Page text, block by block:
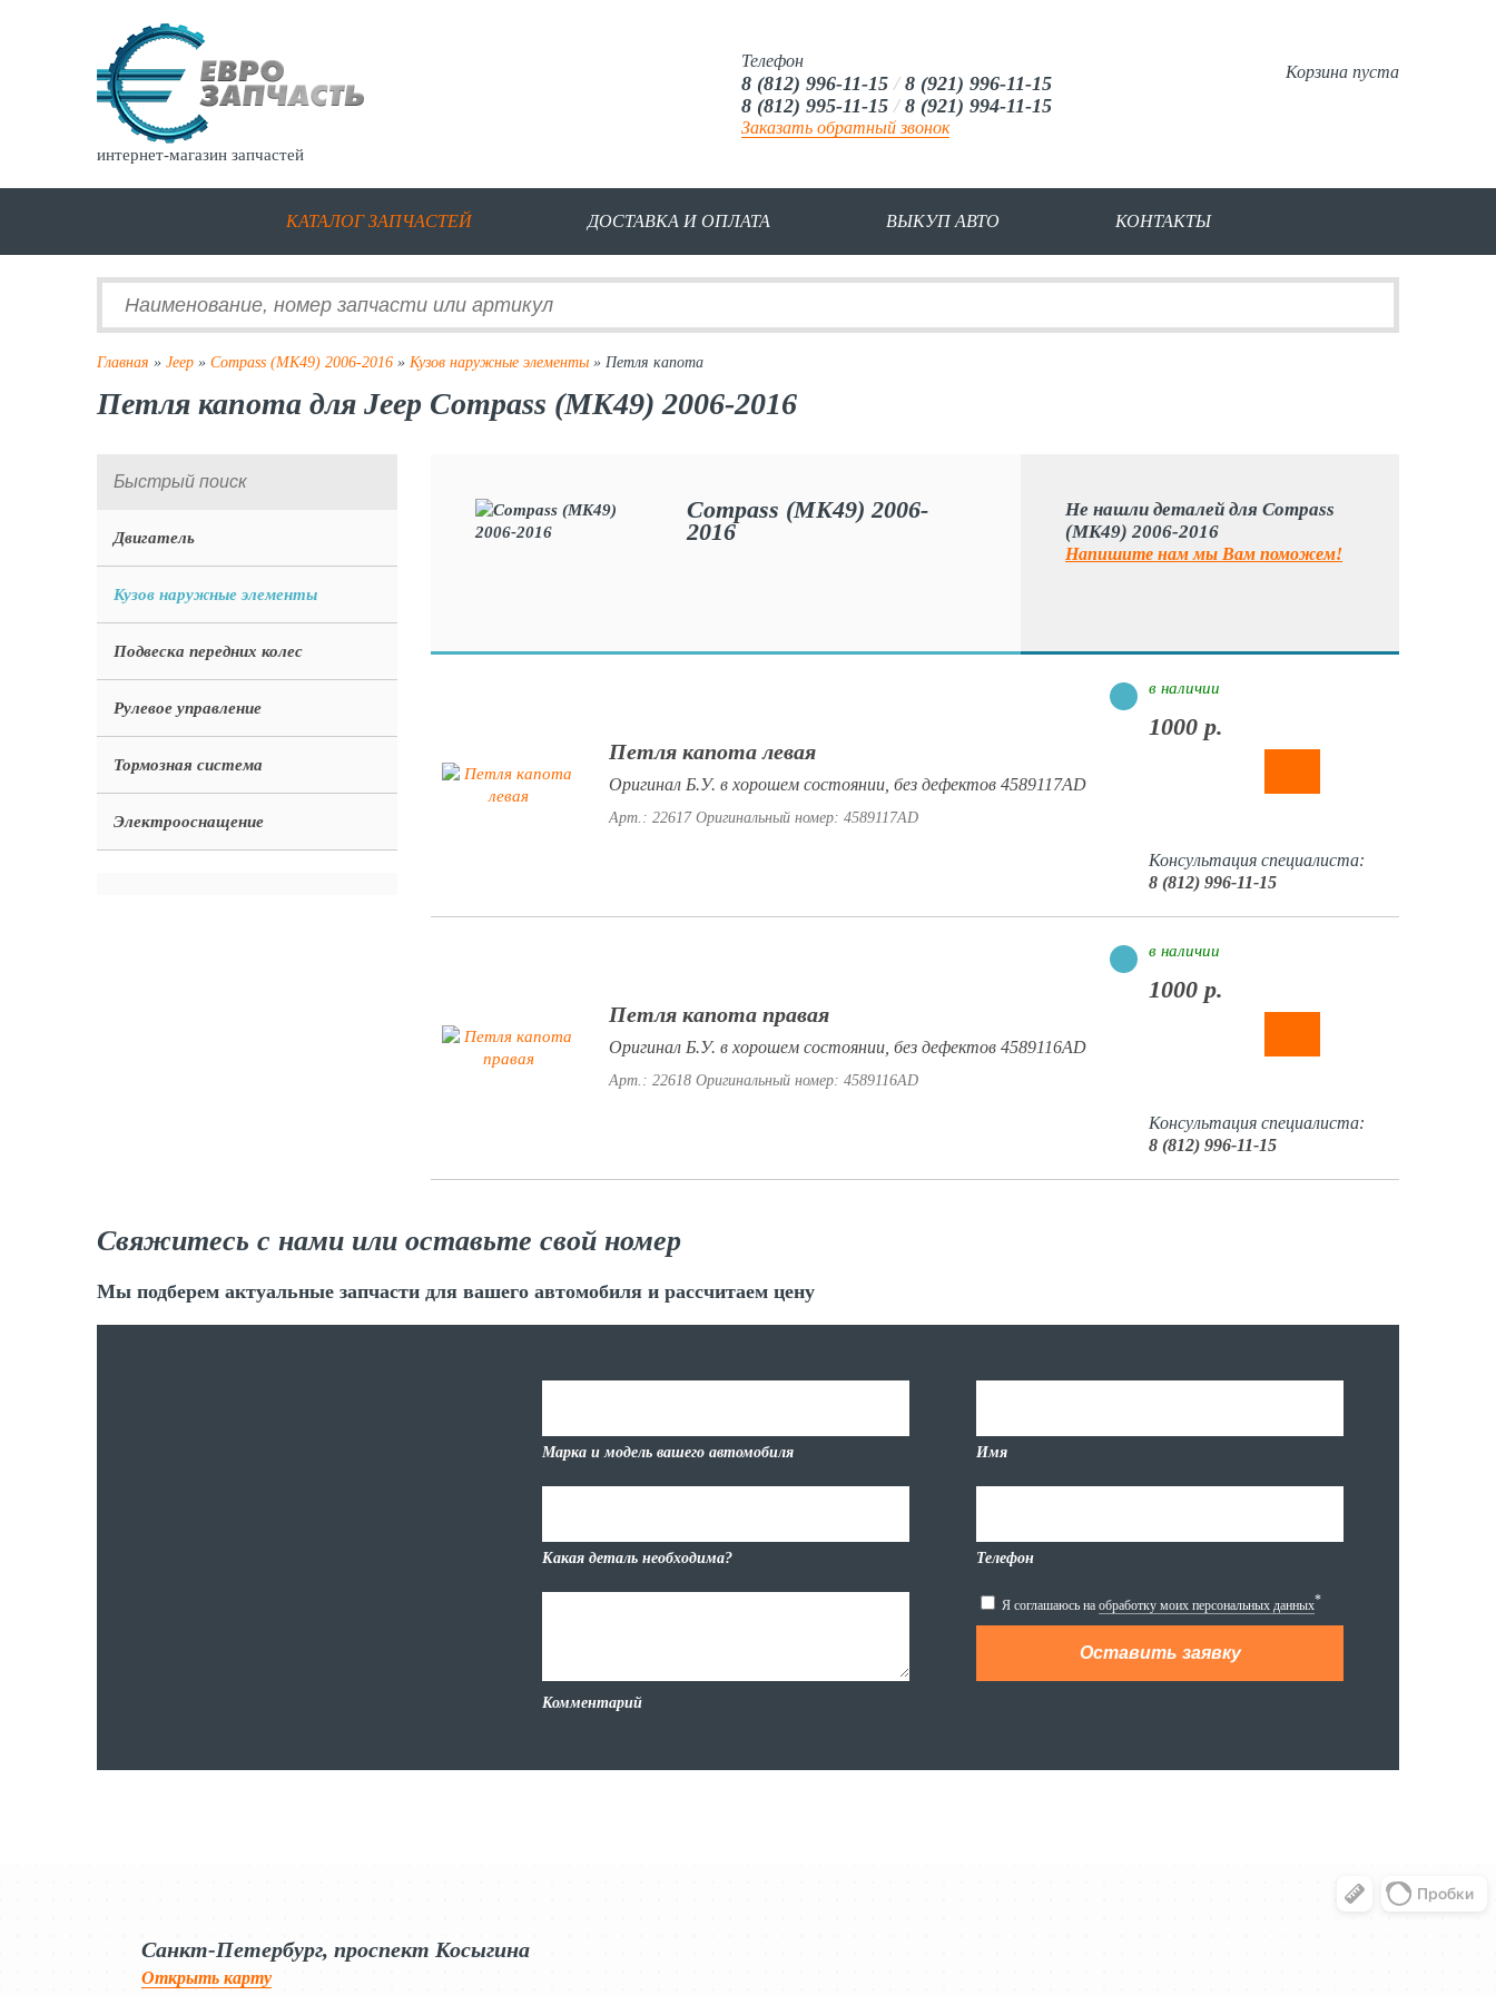
интернет-магазин запчастей
Корзина пуста
Телефон
8 (812) 996-11-15 / 8 (921) 996-11-15
8 (812) 995-11-15 / 8 (921) 994-11-15
Заказать обратный звонок
КАТАЛОГ ЗАПЧАСТЕЙ ДОСТАВКА И ОПЛАТА ВЫКУП АВТО КОНТАКТЫ
Главная » Jeep » Compass (MK49) 2006-2016 » Кузов наружные элементы » Петля капота
Петля капота для Jeep Compass (MK49) 2006-2016
Двигатель
Кузов наружные элементы
Подвеска передних колес
Рулевое управление
Тормозная система
Электрооснащение
Compass (MK49) 2006-
2016
Не нашли деталей для Compass
(MK49) 2006-2016
Напишите нам мы Вам поможем!
Петля капота левая
Оригинал Б.У. в хорошем состоянии, без дефектов 4589117AD
Арт.: 22617 Оригинальный номер: 4589117AD
в наличии
1000 р.
Консультация специалиста:
8 (812) 996-11-15
Петля капота правая
Оригинал Б.У. в хорошем состоянии, без дефектов 4589116AD
Арт.: 22618 Оригинальный номер: 4589116AD
в наличии
1000 р.
Консультация специалиста:
8 (812) 996-11-15
Свяжитесь с нами или оставьте свой номер
Мы подберем актуальные запчасти для вашего автомобиля и рассчитаем цену
Марка и модель вашего автомобиля
Какая деталь необходима?
Комментарий
Имя
Телефон
Я соглашаюсь на обработку моих персональных данных*
Санкт-Петербург, проспект Косыгина
Открыть карту